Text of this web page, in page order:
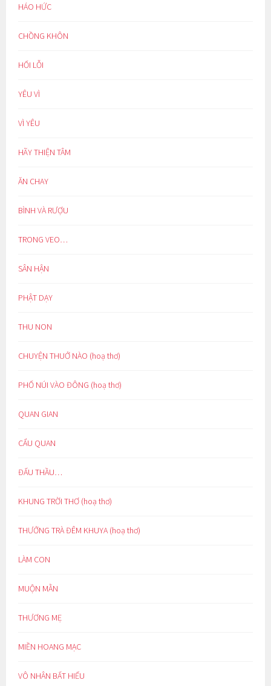
HÁO HỨC
CHỒNG KHÔN
HỐI LỖI
YÊU VÌ
VÌ YÊU
HÃY THIỆN TÂM
ĂN CHAY
BÌNH VÀ RƯỢU
TRONG VEO…
SÂN HẬN
PHẬT DẠY
THU NON
CHUYỆN THUỞ NÀO (hoạ thơ)
PHỐ NÚI VÀO ĐÔNG (hoạ thơ)
QUAN GIAN
CẨU QUAN
ĐẤU THẦU…
KHUNG TRỜI THƠ (hoạ thơ)
THƯỞNG TRÀ ĐÊM KHUYA (hoạ thơ)
LÀM CON
MUỘN MẰN
THƯƠNG MẸ
MIỀN HOANG MẠC
VÔ NHÂN BẤT HIẾU